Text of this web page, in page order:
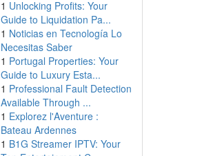
1 Unlocking Profits: Your
Guide to Liquidation Pa...
1 Noticias en Tecnología Lo
Necesitas Saber
1 Portugal Properties: Your
Guide to Luxury Esta...
1 Professional Fault Detection
Available Through ...
1 Explorez l'Aventure :
Bateau Ardennes
1 B1G Streamer IPTV: Your